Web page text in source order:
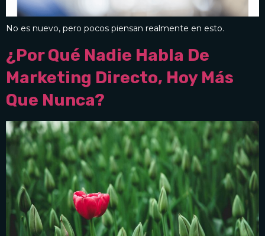
No es nuevo, pero pocos piensan realmente en esto.
¿Por Qué Nadie Habla De
Marketing Directo, Hoy Más
Que Nunca?